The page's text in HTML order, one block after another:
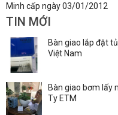
Minh cấp ngày 03/01/2012
TIN MỚI
Bàn giao lắp đặt
Việt Nam
Bàn giao bơm lấy
Ty ETM